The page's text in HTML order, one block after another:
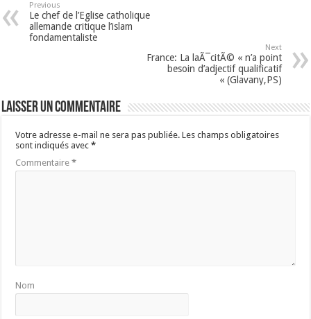
Previous
Le chef de l’Eglise catholique
allemande critique l’islam
fondamentaliste
Next
France: La laÃ¯citÃ© « n’a point
besoin d’adjectif qualificatif
« (Glavany,PS)
Laisser un commentaire
Votre adresse e-mail ne sera pas publiée. Les champs obligatoires
sont indiqués avec*
Commentaire*
Nom